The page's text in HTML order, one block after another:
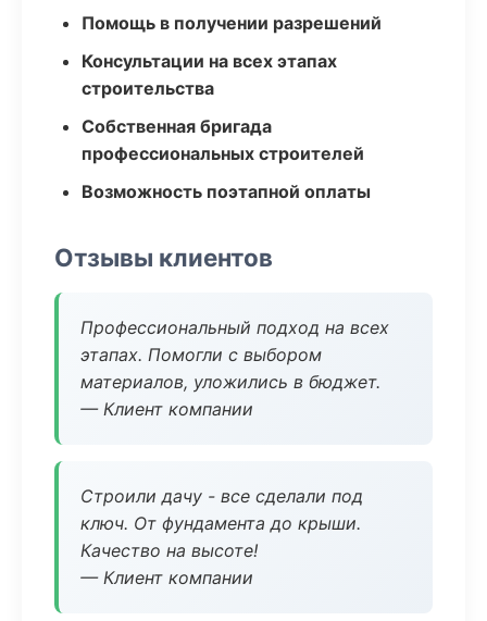
Помощь в получении разрешений
Консультации на всех этапах
строительства
Собственная бригада
профессиональных строителей
Возможность поэтапной оплаты
Отзывы клиентов
Профессиональный подход на всех
этапах. Помогли с выбором
материалов, уложились в бюджет.
— Клиент компании
Строили дачу - все сделали под
ключ. От фундамента до крыши.
Качество на высоте!
— Клиент компании